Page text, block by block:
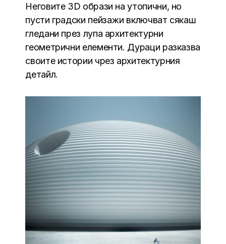
Неговите 3D образи на утопични, но
пусти градски пейзажи включват сякаш
гледани през лупа архитектурни
геометрични елементи. Дураци разказва
своите истории чрез архитектурния
детайл.